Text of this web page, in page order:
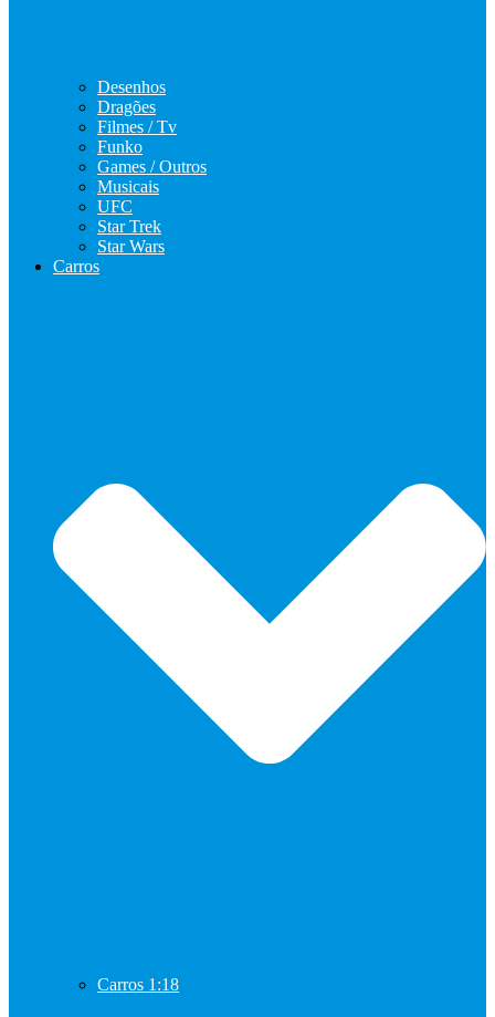
Desenhos
Dragões
Filmes / Tv
Funko
Games / Outros
Musicais
UFC
Star Trek
Star Wars
Carros
Carros 1:18